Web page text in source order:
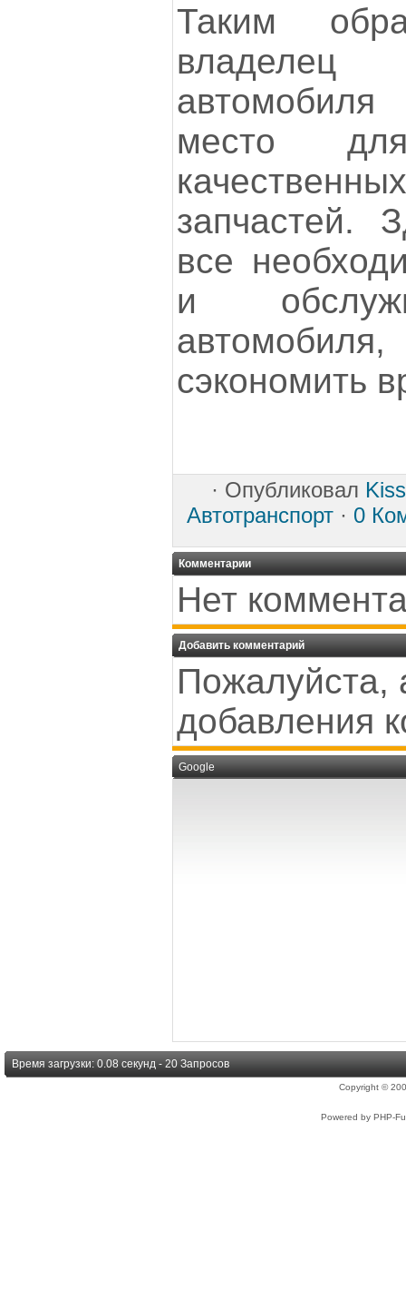
Таким
место
запчастей.
все
и
сэкономить
· Опубликовал
Автотранспорт · 0
Комментарии
Нет
Добавить комментарий
Пожалуйста,
добавления
Google
Время загрузки: 0.08 секунд - 20 Запросов
Copyright ©
Powered by PHP-